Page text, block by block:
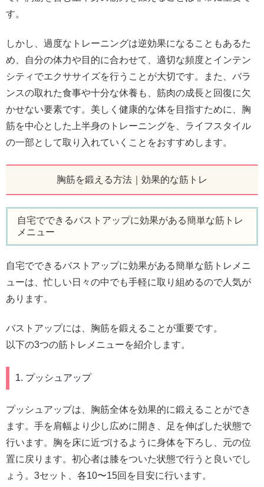
す。
しかし、過度なトレーニングは逆効果になることもあるた
め、自分の体力や目的に合わせて、適切な頻度とインテン
シティでエクササイズを行うことが大切です。また、バラ
ンスの取れた食事や十分な休養も、筋肉の成長と回復に欠
かせない要素です。美しく健康的な体を目指すために、胸
筋を中心とした上半身のトレーニングを、ライフスタイル
の一部として取り入れていくことをおすすめします。
胸筋を鍛える方法｜効果的な筋トレ
自宅でできるバストアップに効果がある簡単な筋トレ
メニュー
自宅でできるバストアップに効果がある簡単な筋トレメニ
ューは、忙しい日々の中でも手軽に取り組めるので人気が
あります。
バストアップには、胸筋を鍛えることが重要です。
以下の3つの筋トレメニューを紹介します。
1. プッシュアップ
プッシュアップは、胸筋全体を効果的に鍛えることができ
ます。手を肩幅より少し広めに開き、足を伸ばした状態で
行います。胸を床に近づけるように身体を下ろし、元の位
置に戻ります。初心者は膝をついた状態で行うと良いでし
ょう。3セット、各10〜15回を目安に行います。